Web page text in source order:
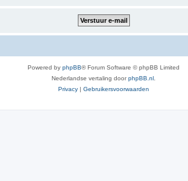
Powered by phpBB® Forum Software © phpBB Limited
Nederlandse vertaling doorphpBB.nl
Privacy | Gebruikersvoorwaarden